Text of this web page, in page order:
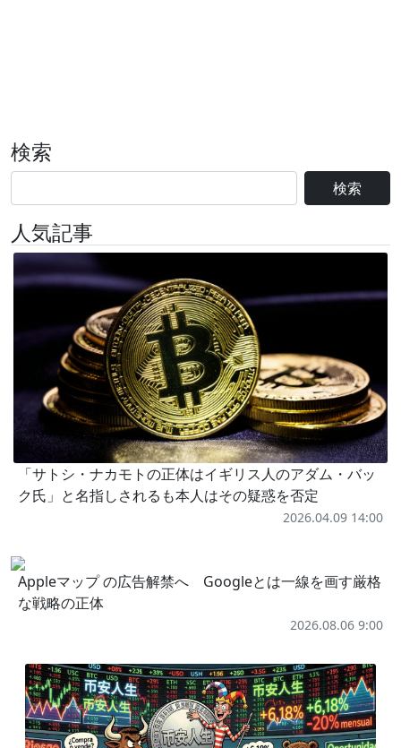
検索
検索
人気記事
「サトシ・ナカモトの正体はイギリス人のアダム・バッ
ク氏」と名指しされるも本人はその疑惑を否定
2026.04.09 14:00
Appleマップ の広告解禁へ Googleとは一線を画す厳格
な戦略の正体
2026.08.06 9:00